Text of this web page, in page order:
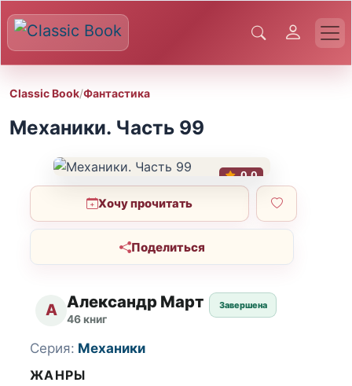
Classic Book/Фантастика
Механики. Часть 99
0.0
Хочу прочитать
Поделиться
А Александр Март
46 книг
Завершена
Серия: Механики
ЖАНРЫ